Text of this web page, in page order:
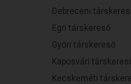
Debreceni
Egri társkereső
Győri társkereső
Kaposvári
Kecskeméti